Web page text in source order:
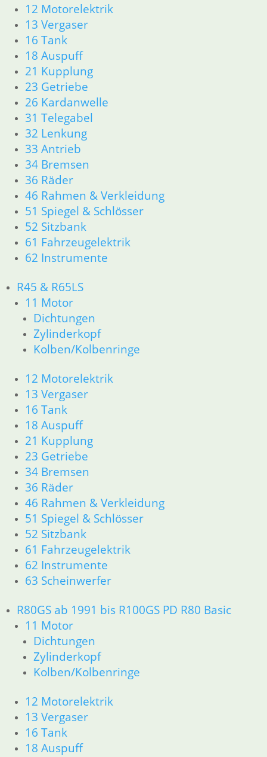
12 Motorelektrik
13 Vergaser
16 Tank
18 Auspuff
21 Kupplung
23 Getriebe
26 Kardanwelle
31 Telegabel
32 Lenkung
33 Antrieb
34 Bremsen
36 Räder
46 Rahmen & Verkleidung
51 Spiegel & Schlösser
52 Sitzbank
61 Fahrzeugelektrik
62 Instrumente
R45 & R65LS
11 Motor
Dichtungen
Zylinderkopf
Kolben/Kolbenringe
12 Motorelektrik
13 Vergaser
16 Tank
18 Auspuff
21 Kupplung
23 Getriebe
34 Bremsen
36 Räder
46 Rahmen & Verkleidung
51 Spiegel & Schlösser
52 Sitzbank
61 Fahrzeugelektrik
62 Instrumente
63 Scheinwerfer
R80GS ab 1991 bis R100GS PD R80 Basic
11 Motor
Dichtungen
Zylinderkopf
Kolben/Kolbenringe
12 Motorelektrik
13 Vergaser
16 Tank
18 Auspuff